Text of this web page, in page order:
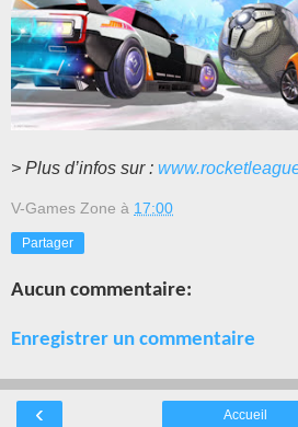
> Plus d’infos sur :
V-Games Zone à 17:00
Partager
Aucun commentaire:
Enregistrer un commentaire
‹ Accueil